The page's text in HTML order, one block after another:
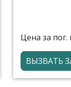
Цена за пог.
ВЫЗВАТЬ